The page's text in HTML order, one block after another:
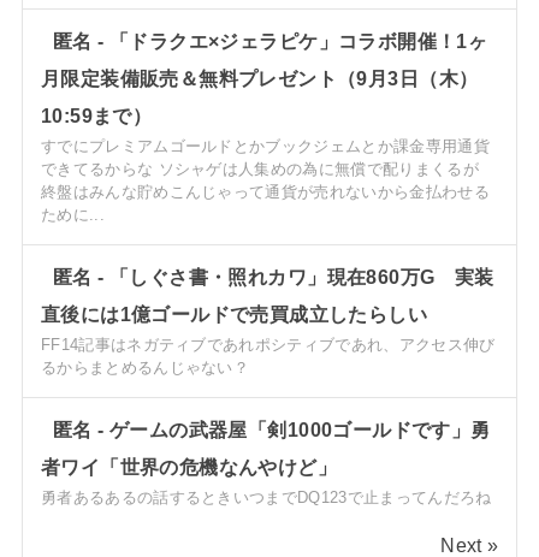
匿名-
「ドラクエ×ジェラピケ」コラボ開催！1ヶ
月限定装備販売＆無料プレゼント（9月3日（木）
10:59まで）
すでにプレミアムゴールドとかブックジェムとか課金専用通貨
できてるからな ソシャゲは人集めの為に無償で配りまくるが
終盤はみんな貯めこんじゃって通貨が売れないから金払わせる
ために...
匿名-
「しぐさ書・照れカワ」現在860万G 実装
直後には1億ゴールドで売買成立したらしい
FF14記事はネガティブであれポシティブであれ、アクセス伸び
るからまとめるんじゃない？
匿名- ゲームの武器屋「剣1000ゴールドです」勇
者ワイ「世界の危機なんやけど」
勇者あるあるの話するときいつまでDQ123で止まってんだろね
Next »